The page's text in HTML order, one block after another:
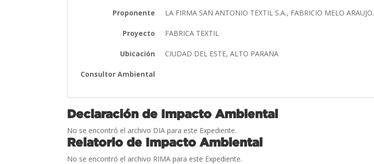
Proponente LA FIRMA SAN ANTONIO TEXTIL S.A., FABRICIO MELO ARAUJO.
Proyecto FABRICA TEXTIL
Ubicación CIUDAD DEL ESTE, ALTO PARANA
Consultor Ambiental
Declaración de Impacto Ambiental
No se encontró el archivo DIA para este Expediente.
Relatorio de Impacto Ambiental
No se encontró el archivo RIMA para este Expediente.